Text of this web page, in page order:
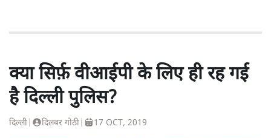
क्या सिर्फ़ वीआईपी के लिए ही रह गई
है दिल्ली पुलिस?
दिल्ली दिलबर गोठी 17 OCT, 2019